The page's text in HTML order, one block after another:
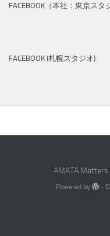
FACEBOOK（本社：東京スタ
FACEBOOK (札幌スタジオ)
AMATA
Powered by -